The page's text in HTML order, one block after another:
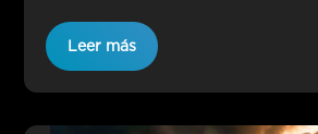
Leer más